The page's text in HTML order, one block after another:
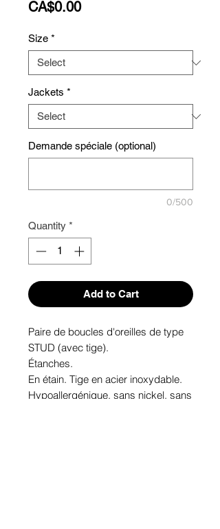
CA$0.00Price
Size *
Jackets *
Demande spéciale (optional)
0/500
Quantity *
Add to Cart
Paire de boucles d'oreilles de type
STUD (avec tige).
Étanches.
En étain. Tige en acier inoxydable.
Hypoallergénique, sans nickel, sans